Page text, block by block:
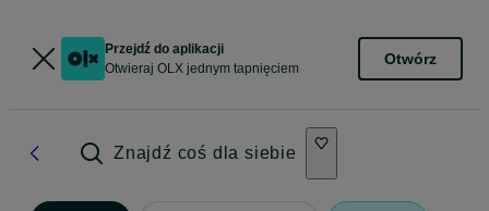
Przejdź do aplikacji
Otwieraj OLX jednym tapnięciem
Otwórz
Znajdź coś dla siebie